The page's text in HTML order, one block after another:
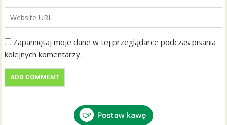
Zapamiętaj moje dane w tej przeglądarce podczas pisania
kolejnych komentarzy.